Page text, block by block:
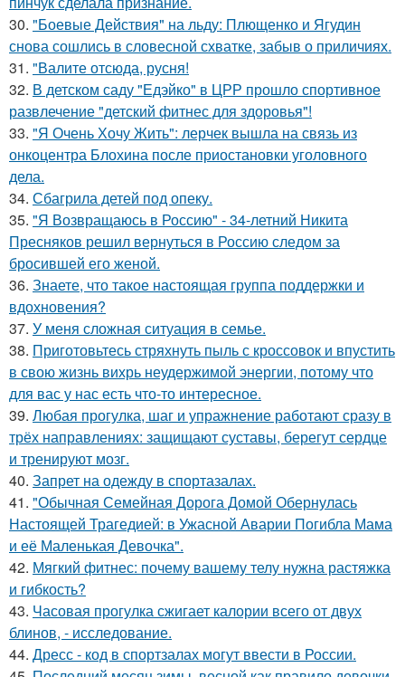
30. "Боевые Действия" на льду: Плющенко и Ягудин
снова сошлись в словесной схватке, забыв о приличиях.
31. "Валите отсюда, русня!
32. В детском саду "Едэйко" в ЦРР прошло спортивное
развлечение "детский фитнес для здоровья"!
33. "Я Очень Хочу Жить": лерчек вышла на связь из
онкоцентра Блохина после приостановки уголовного
дела.
34. Сбагрила детей под опеку.
35. "Я Возвращаюсь в Россию" - 34-летний Никита
Пресняков решил вернуться в Россию следом за
бросившей его женой.
36. Знаете, что такое настоящая группа поддержки и
вдохновения?
37. У меня сложная ситуация в семье.
38. Приготовьтесь стряхнуть пыль с кроссовок и впустить
в свою жизнь вихрь неудержимой энергии, потому что
для вас у нас есть что-то интересное.
39. Любая прогулка, шаг и упражнение работают сразу в
трёх направлениях: защищают суставы, берегут сердце
и тренируют мозг.
40. Запрет на одежду в спортазалах.
41. "Обычная Семейная Дорога Домой Обернулась
Настоящей Трагедией: в Ужасной Аварии Погибла Мама
и её Маленькая Девочка".
42. Мягкий фитнес: почему вашему телу нужна растяжка
и гибкость?
43. Часовая прогулка сжигает калории всего от двух
блинов, - исследование.
44. Дресс - код в спортзалах могут ввести в России.